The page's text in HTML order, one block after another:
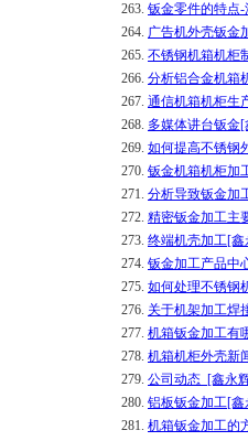
263. 钣金零件的特点-
264. 广告机外壳钣金
265. 不锈钢机箱机柜
266. 分析铝合金机箱
267. 通信机箱机柜生
268. 多媒体讲台钣金
269. 如何提高不锈钢
270. 钣金机箱机柜加
271. 分析导致钣金加
272. 精密钣金加工主
273. 终端机壳加工[
274. 钣金加工产品中
275. 如何处理不锈钢
276. 关于机架加工焊
277. 机箱钣金加工有
278. 机箱机柜外壳新
279. 公司动态_[鑫永
280. 铝板钣金加工[
281. 机箱钣金加工的